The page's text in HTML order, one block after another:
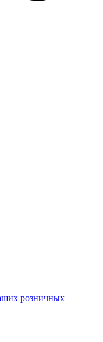
розничных